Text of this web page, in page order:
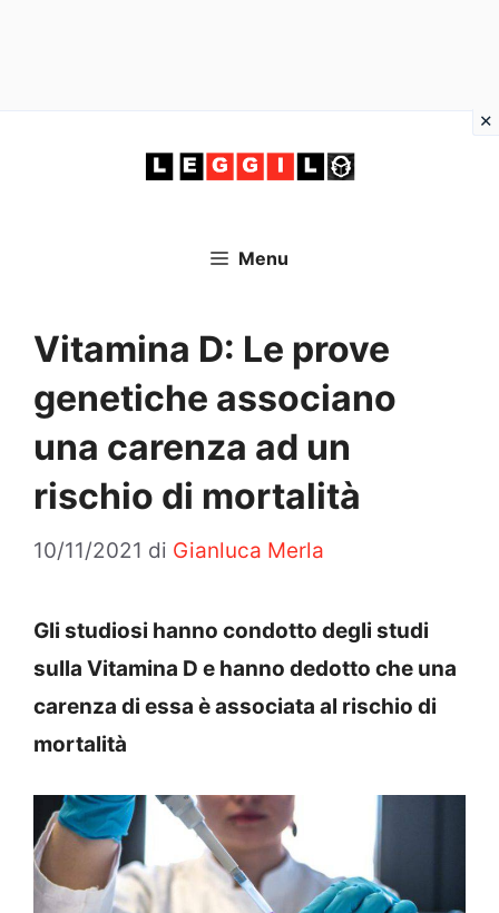
Menu
Vitamina D: Le prove
genetiche associano
una carenza ad un
rischio di mortalità
10/11/2021 di Gianluca Merla
Gli studiosi hanno condotto degli studi
sulla Vitamina D e hanno dedotto che una
carenza di essa è associata al rischio di
mortalità